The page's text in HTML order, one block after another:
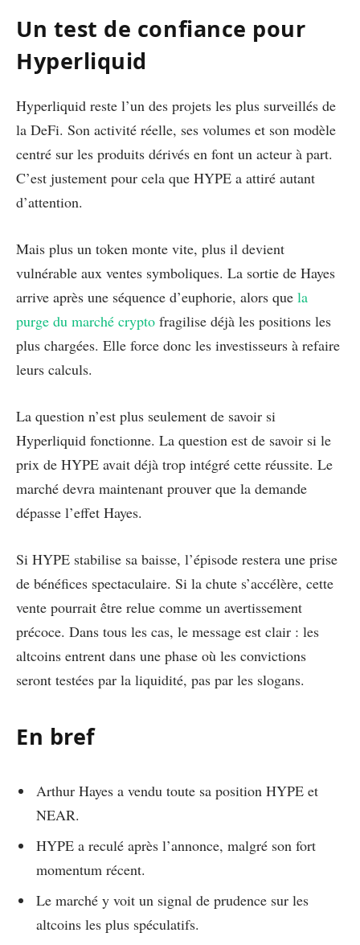
Un test de confiance pour
Hyperliquid
Hyperliquid reste l’un des projets les plus surveillés de
la DeFi. Son activité réelle, ses volumes et son modèle
centré sur les produits dérivés en font un acteur à part.
C’est justement pour cela que HYPE a attiré autant
d’attention.
Mais plus un token monte vite, plus il devient
vulnérable aux ventes symboliques. La sortie de Hayes
arrive après une séquence d’euphorie, alors que la
purge du marché crypto fragilise déjà les positions les
plus chargées. Elle force donc les investisseurs à refaire
leurs calculs.
La question n’est plus seulement de savoir si
Hyperliquid fonctionne. La question est de savoir si le
prix de HYPE avait déjà trop intégré cette réussite. Le
marché devra maintenant prouver que la demande
dépasse l’effet Hayes.
Si HYPE stabilise sa baisse, l’épisode restera une prise
de bénéfices spectaculaire. Si la chute s’accélère, cette
vente pourrait être relue comme un avertissement
précoce. Dans tous les cas, le message est clair : les
altcoins entrent dans une phase où les convictions
seront testées par la liquidité, pas par les slogans.
En bref
Arthur Hayes a vendu toute sa position HYPE et
NEAR.
HYPE a reculé après l’annonce, malgré son fort
momentum récent.
Le marché y voit un signal de prudence sur les
altcoins les plus spéculatifs.